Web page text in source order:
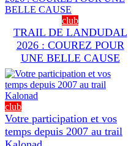
club
TRAIL DE LANDUDAL
2026 : COUREZ POUR
UNE BELLE CAUSE
club
Votre participation et vos
temps depuis 2007 au trail